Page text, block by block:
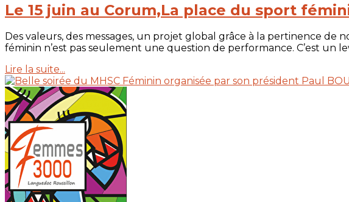
Le 15 juin au Corum,La place du sport
Des valeurs, des messages, un projet global grâce à la pertinence
féminin n’est pas seulement une question de performance. C’est un
Lire la suite...